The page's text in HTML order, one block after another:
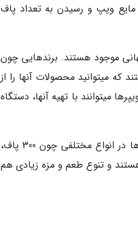
مایع ویپ و رسیدن به تعداد پاف
موجود هستند. برندهایی چون
میتوانید محصولات آنها را از
میتوانند با تهیه آنها، دستگاه
در رابطه با پادهای یکبار مصرف موجود در فروشگاه هم باید اشاره گردد که این دستگاه ها در انواع مختلفی چون 300 پاف،
جهانی هستند و تنوع طعم و مزه زیادی هم